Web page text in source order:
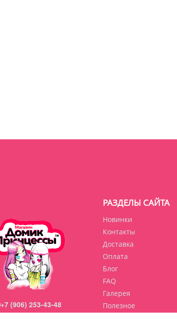
РАЗДЕЛЫ САЙТА
Новинки
Контакты
Доставка
Оплата
Блог
FAQ
Галерея
Полезное
+7 (906) 253-43-48